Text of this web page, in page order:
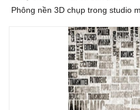
Phông nền 3D chụp trong studio